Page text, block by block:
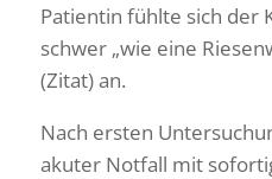
Pati­entin fühlte sich der
schwer „wie eine
(Zitat) an.
Nach ersten
akuter Notfall mit